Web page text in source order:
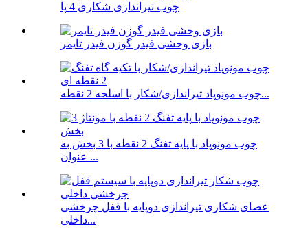
چوب تیراندازی شکاری 4 پا
بازی وحشی فیدر گوزن فیدر تایمر
چوب مونوپاد تیراندازی/شکار با اسلحه 2 نقطه...
چوب مونوپاد با پایه تفنگ 2 نقطه با 3 بخش به
عنوان ...
عصای شکاری تیراندازی دوپایه با قفل چرخشی
داخلی...